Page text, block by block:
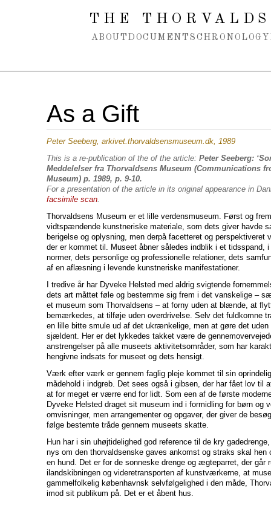
Spring navigation over
THE
ABOUT DOCUMENTS CHRONOLOGY
As a Gift
Peter Seeberg, arkivet.thorvaldsensmuseum.dk, 1989
This is a re-publication of the of the article: Peter Seeberg:
Meddelelser fra Thorvaldsens Museum (Communications
Museum) p. 1989, p. 9-10.
For a presentation of the article in its original appearance in
facsimile scan.
Thorvaldsens Museum er et lille verdensmuseum. Først og
vidtspændende kunstneriske materiale, som dets giver havde
berigelse og oplysning, men derpå facetteret og perspektiveret
der er kommet til. Museet åbner således indblik i et tidsspand,
normer, dets personlige og professionelle relationer, dets
af en aflæsning i levende kunstneriske manifestationer.
I tredive år har Dyveke Helsted med aldrig svigtende
dets art måttet føle og bestemme sig frem i det vanskelige –
et museum som Thorvaldsens – at forny uden at blænde, at
bemærkedes, at tilføje uden overdrivelse. Selv det fuldkomne
en lille bitte smule ud af det ukrænkelige, men at gøre det
sjældent. Her er det lykkedes takket være de
anstrengelser på alle museets aktivitetsområder, som har
hengivne indsats for museet og dets hensigt.
Værk efter værk er gennem faglig pleje kommet til sin
mådehold i indgreb. Det sees også i gibsen, der har fået lov til
at for meget er værre end for lidt. Som een af de første
Dyveke Helsted draget sit museum ind i formidling for børn og
omvisninger, men arrangementer og opgaver, der giver de
følge bestemte tråde gennem museets skatte.
Hun har i sin uhøjtidelighed god reference til de kry
nys om den thorvaldsenske gaves ankomst og straks skal hen
en hund. Det er for de sonneske drenge og ægteparret, der går
ilandskibningen og videretransporten af kunstværkerne, at
gammelfolkelig københavnsk selvfølgelighed i den måde,
imod sit publikum på. Det er et åbent hus.